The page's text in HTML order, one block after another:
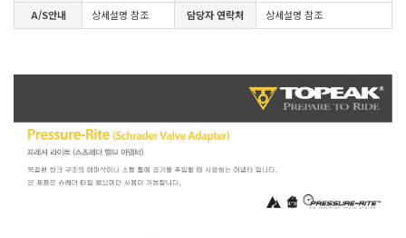
A/S안내 상세설명 참조 담당자 연락처 상세설명 참조